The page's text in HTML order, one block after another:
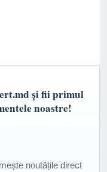
și fii primul
noastre!
noutățile direct